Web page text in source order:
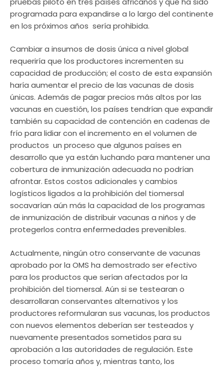
programada para expandirse a lo largo del continente
en los próximos años  sería prohibida.
Cambiar a insumos de dosis única a nivel global
requeriría que los productores incrementen su
capacidad de producción; el costo de esta expansión
haría aumentar el precio de las vacunas de dosis
únicas. Además de pagar precios más altos por las
vacunas en cuestión, los países tendrían que expandir
también su capacidad de contención en cadenas de
frío para lidiar con el incremento en el volumen de
productos  un proceso que algunos países en
desarrollo que ya están luchando para mantener una
cobertura de inmunización adecuada no podrían
afrontar. Estos costos adicionales y cambios
logísticos ligados a la prohibición del tiomersal
socavarían aún más la capacidad de los programas
de inmunización de distribuir vacunas a niños y de
protegerlos contra enfermedades prevenibles.
Actualmente, ningún otro conservante de vacunas
aprobado por la OMS ha demostrado ser efectivo
para los productos que serían afectados por la
prohibición del tiomersal. Aún si se testearan o
desarrollaran conservantes alternativos y los
productores reformularan sus vacunas, los productos
con nuevos elementos deberían ser testeados y
nuevamente presentados sometidos para su
aprobación a las autoridades de regulación. Este
proceso tomaría años y, mientras tanto, los